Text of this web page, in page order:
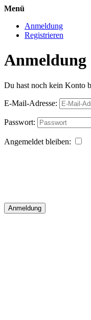
Menü
Anmeldung
Registrieren
Anmeldung
Du hast noch kein Konto
E-Mail-Adresse:
Passwort:
Angemeldet bleiben:
Anmeldung